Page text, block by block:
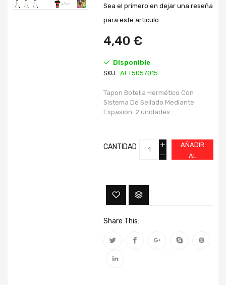
imágenes
imágenes
Sea el primero en dejar una reseña
para este artículo
4,40 €
Disponible
SKU
AFT5057015
Tapon Botella Hermético Con
Sistema De Sellado Mediante
Expasión. 2 unidades
CANTIDAD
AÑADIR
AL
Share This: